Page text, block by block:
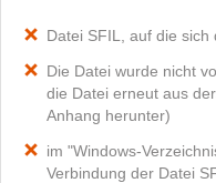
Datei SFIL, auf die
Die Datei wurde nicht
die Datei erneut aus
Anhang herunter)
im "Windows-
Verbindung der Datei